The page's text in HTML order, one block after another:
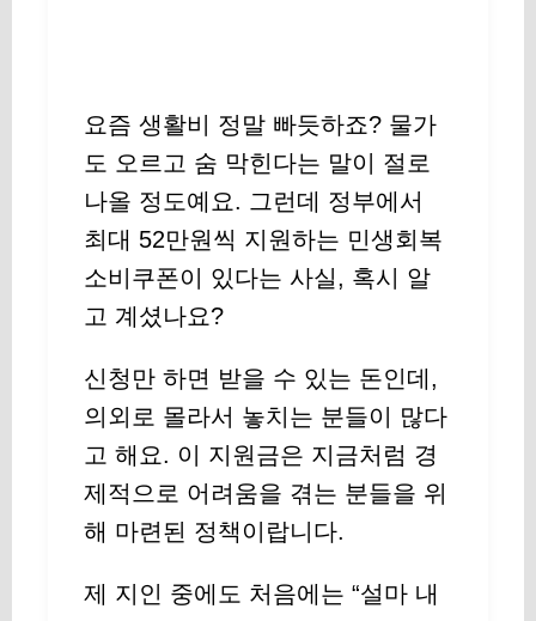
요즘 생활비 정말 빠듯하죠? 물가
도 오르고 숨 막힌다는 말이 절로
나올 정도예요. 그런데 정부에서
최대 52만원씩 지원하는 민생회복
소비쿠폰이 있다는 사실, 혹시 알
고 계셨나요?
신청만 하면 받을 수 있는 돈인데,
의외로 몰라서 놓치는 분들이 많다
고 해요. 이 지원금은 지금처럼 경
제적으로 어려움을 겪는 분들을 위
해 마련된 정책이랍니다.
제 지인 중에도 처음에는 “설마 내